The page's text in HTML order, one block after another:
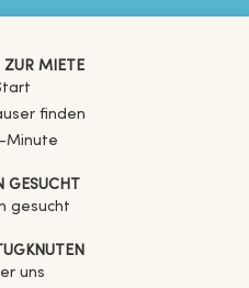
ZUR MIETE
finden
Minute
GESUCHT
gesucht
uns